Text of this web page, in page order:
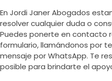
En Jordi Janer Abogados
resolver cualquier duda o
Puedes ponerte en contacto
formulario, llamándonos por
mensaje por WhatsApp. Te
posible para brindarte el